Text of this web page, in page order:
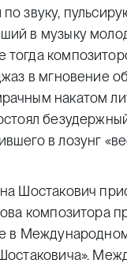
звуку,
в музыку
в мгновение
накатом
в лозунг
Шостакович
композитора
в